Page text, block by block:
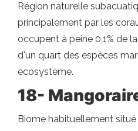
Région naturelle
principalement par les
occupent à peine 0,1% de
d'un quart des espèces
écosystème.
18-
Biome habituellement